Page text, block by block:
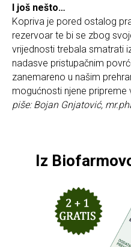
I još nešto…
Kopriva je pored ostalog
rezervoar te bi se zbog
vrijednosti trebala smatrati
nadasve pristupačnim
zanemareno u našim
mogućnosti njene pripreme
piše: Bojan Gnjatović,
Iz